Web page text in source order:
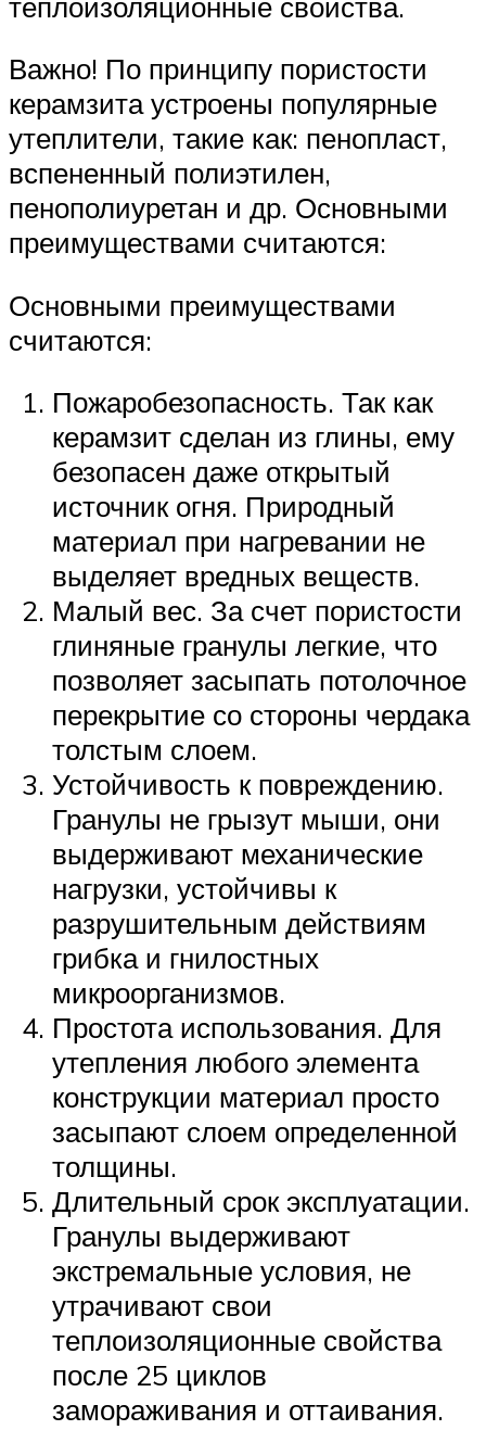
Важно! По принципу пористости
керамзита устроены популярные
утеплители, такие как: пенопласт,
вспененный полиэтилен,
пенополиуретан и др. Основными
преимуществами считаются:
Основными преимуществами
считаются:
Пожаробезопасность. Так как
керамзит сделан из глины, ему
безопасен даже открытый
источник огня. Природный
материал при нагревании не
выделяет вредных веществ.
Малый вес. За счет пористости
глиняные гранулы легкие, что
позволяет засыпать потолочное
перекрытие со стороны чердака
толстым слоем.
Устойчивость к повреждению.
Гранулы не грызут мыши, они
выдерживают механические
нагрузки, устойчивы к
разрушительным действиям
грибка и гнилостных
микроорганизмов.
Простота использования. Для
утепления любого элемента
конструкции материал просто
засыпают слоем определенной
толщины.
Длительный срок эксплуатации.
Гранулы выдерживают
экстремальные условия, не
утрачивают свои
теплоизоляционные свойства
после 25 циклов
замораживания и оттаивания.